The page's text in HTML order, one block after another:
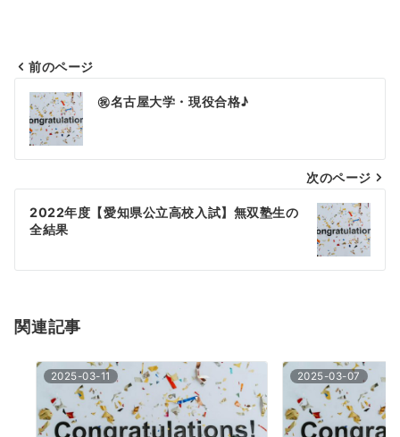
投
稿
ナ
ビ
ゲ
シ
ン
前のページ
㊗名古屋大学・現役合格♪
次のページ
2022年度【愛知県公立高校入試】無双塾生の
全結果
関連記事
2025-03-11 2025-03-07